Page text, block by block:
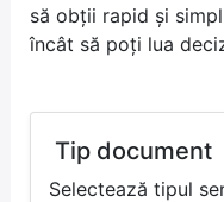
să obții rapid și
încât să poți lua
Tip document
Selectează tipul